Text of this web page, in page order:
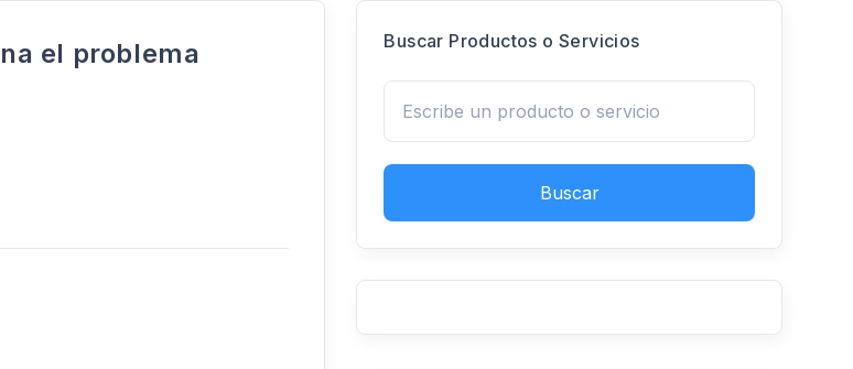
el problema Buscar Productos o Servicios
Buscar